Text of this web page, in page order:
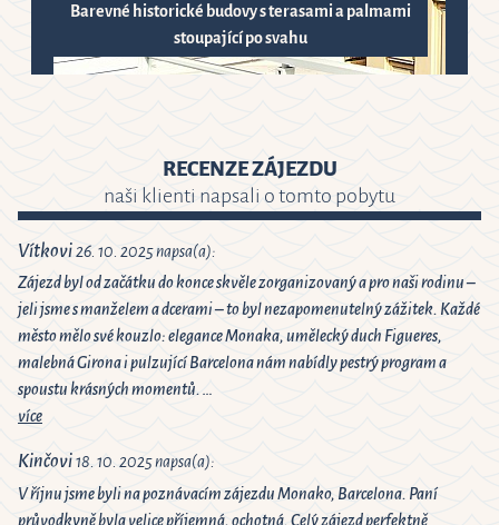
Barevné historické budovy s terasami a palmami
stoupající po svahu
RECENZE ZÁJEZDU
naši klienti napsali o tomto pobytu
Vítkovi26. 10. 2025 napsa(a):
Zájezd byl od začátku do konce skvěle zorganizovaný a pro naši rodinu –
jeli jsme s manželem a dcerami – to byl nezapomenutelný zážitek. Každé
město mělo své kouzlo: elegance Monaka, umělecký duch Figueres,
malebná Girona i pulzující Barcelona nám nabídly pestrý program a
spoustu krásných momentů. …
více
Kinčovi18. 10. 2025 napsa(a):
V říjnu jsme byli na poznávacím zájezdu Monako, Barcelona. Paní